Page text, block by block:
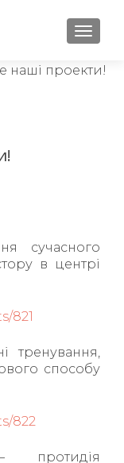
наші проекти!
сучасного
в центрі
821
тренування,
способу
822